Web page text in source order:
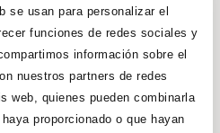
se usan para personalizar el
funciones de redes sociales y
información sobre el
nuestros partners de redes
web, quienes pueden combinarla
proporcionado o que hayan
a partir del sexto
sigas dándole